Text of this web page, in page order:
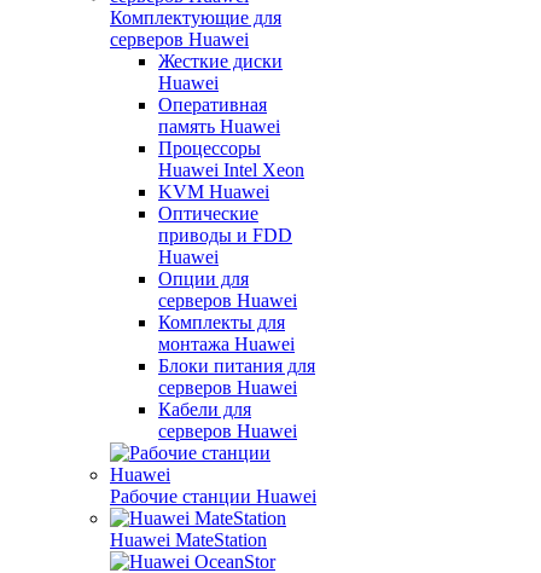
Комплектующие для
серверов Huawei
Жесткие диски
Huawei
Оперативная
память Huawei
Процессоры
Huawei Intel Xeon
KVM Huawei
Оптические
приводы и FDD
Huawei
Опции для
серверов Huawei
Комплекты для
монтажа Huawei
Блоки питания для
серверов Huawei
Кабели для
серверов Huawei
Рабочие станции Huawei
Huawei MateStation